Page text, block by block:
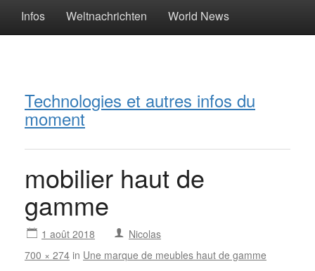
Infos Weltnachrichten World News
Technologies et autres infos du
moment
mobilier haut de
gamme
1 août 2018
Nicolas
700 × 274 in Une marque de meubles haut de gamme